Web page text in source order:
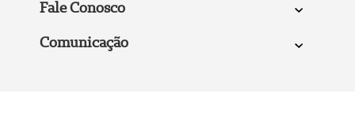
Fale Conosco
Comunicação